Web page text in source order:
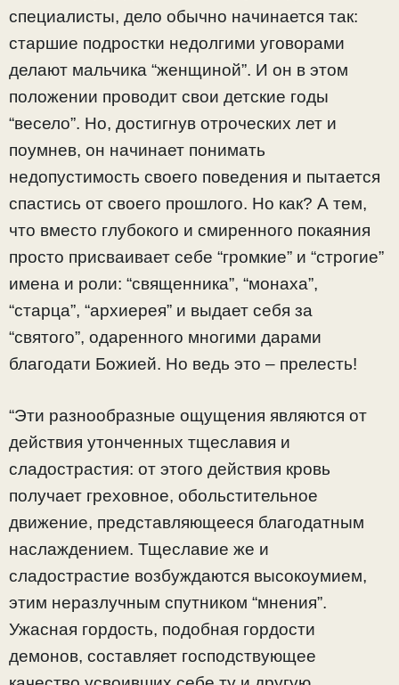
специалисты, дело обычно начинается так:
старшие подростки недолгими уговорами
делают мальчика “женщиной”. И он в этом
положении проводит свои детские годы
“весело”. Но, достигнув отроческих лет и
поумнев, он начинает понимать
недопустимость своего поведения и пытается
спастись от своего прошлого. Но как? А тем,
что вместо глубокого и смиренного покаяния
просто присваивает себе “громкие” и “строгие”
имена и роли: “священника”, “монаха”,
“старца”, “архиерея” и выдает себя за
“святого”, одаренного многими дарами
благодати Божией. Но ведь это – прелесть!
“Эти разнообразные ощущения являются от
действия утонченных тщеславия и
сладострастия: от этого действия кровь
получает греховное, обольстительное
движение, представляющееся благодатным
наслаждением. Тщеславие же и
сладострастие возбуждаются высокоумием,
этим неразлучным спутником “мнения”.
Ужасная гордость, подобная гордости
демонов, составляет господствующее